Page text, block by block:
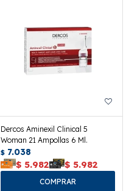
Dercos Aminexil Clinical 5
Woman 21 Ampollas 6 Ml.
$ 7.038
$ 5.982 $ 5.982